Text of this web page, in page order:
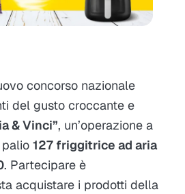
concorso nazionale
del gusto croccante e
& Vinci”, un’operazione a
palio127 friggitrice ad aria
. Partecipare è
acquistare i prodotti della